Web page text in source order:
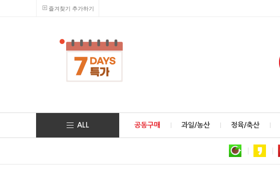
즐겨찾기 추가하기
ALL 공동구매 과일/농산 정육/축산